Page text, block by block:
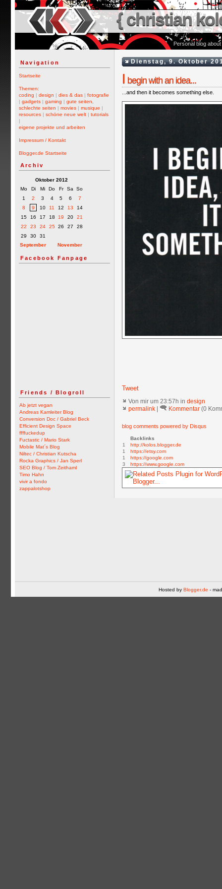
{ christian
Personal blog
Navigation
Startseite
Themen:
coding | design | dies & das | fotografie
| gadgets | gaming | gute seiten,
schlechte seiten | movies | musique |
resources | schöne neue welt | tutorials
|
eigene projekte und arbeiten
Impressum / Kontakt
Blogger.de Startseite
Archiv
Oktober 2012
Mo
Di Mi Do Fr Sa
So
1
2 3 4 5 6
7
8
9 10 11 12 13
14
15
16 17 18 19 20
21
22
23 24 25 26 27
28
29
30
31
September
November
Facebook Fanpage
Friends / Blogroll
Ab jetzt vegan
Andreas Kamleiter Blog
Conversion Doc / Gabriel Beck
Efficient Design Space
ffffuckedup
Fuctastic / Mario Stark
Mobile Mat´s Blog
Niltec / Christian Kutscha
Rocka Graphics / Jan Sperl
SEO Blog / Tom Zeithaml
Timo Hahn
vivir a fondo
zappalotshop
Dienstag, 9. Oktober
I begin with an idea...
...and then it becomes something else.
Tweet
Von mir um 23:57h in design
permalink
Kommentar (0
blog comments powered by Disqus
Backlinks
1
http://kolos.blogger.de
1
https://etsy.com
1
https://google.com
3
https://www.google.com
Hosted by Blogger.de -